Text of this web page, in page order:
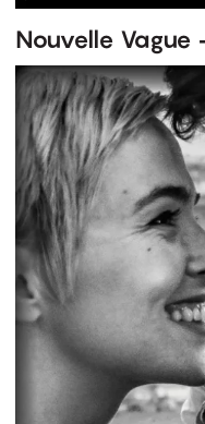
Nouvelle Vague